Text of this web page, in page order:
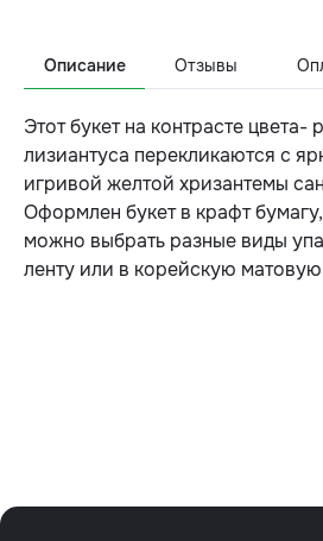
Описание Отзывы
Этот букет на контрасте цвета-
лизиантуса перекликаются с
игривой желтой хризантемы
Оформлен букет в крафт
можно выбрать разные виды
ленту или в корейскую матовую